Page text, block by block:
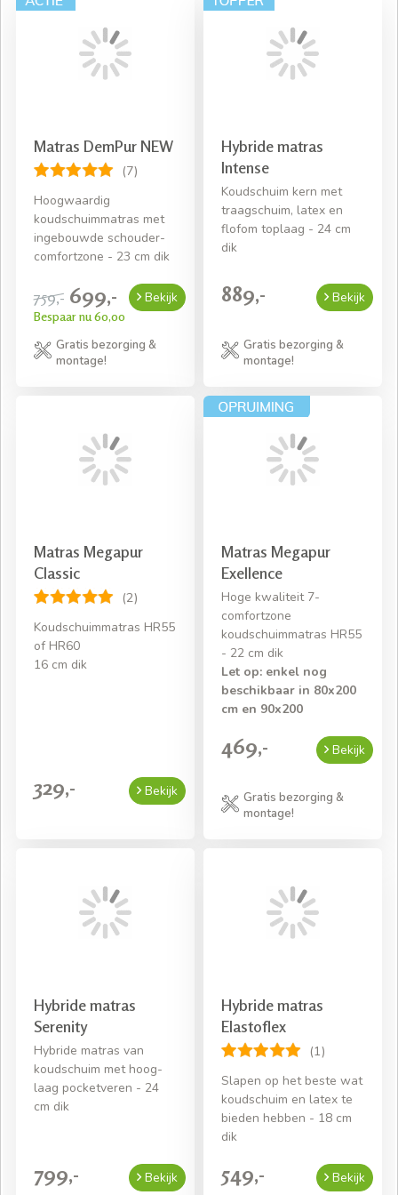
Matras DemPur NEW
(7)
Hoogwaardig
koudschuimmatras met
ingebouwde schouder-
comfortzone - 23 cm dik
759,- 699,-
Bespaar nu 60,00
Bekijk
Gratis bezorging &
montage!
Hybride matras
Intense
Koudschuim kern met
traagschuim, latex en
flofom toplaag - 24 cm
dik
889,- Bekijk
Gratis bezorging &
montage!
Matras Megapur
Classic
(2)
Koudschuimmatras HR55
of HR60
16 cm dik
329,- Bekijk
Matras Megapur
Exellence
Hoge kwaliteit 7-
comfortzone
koudschuimmatras HR55
- 22 cm dik
Let op: enkel nog
beschikbaar in 80x200
cm en 90x200
469,- Bekijk
Gratis bezorging &
montage!
Hybride matras
Serenity
Hybride matras van
koudschuim met hoog-
laag pocketveren - 24
cm dik
799,- Bekijk
Hybride matras
Elastoflex
(1)
Slapen op het beste wat
koudschuim en latex te
bieden hebben - 18 cm
dik
549,- Bekijk